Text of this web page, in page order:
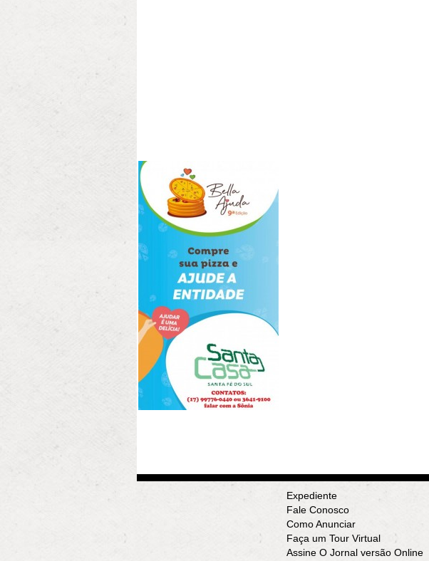
Expediente
Fale Conosco
Como Anunciar
Faça um Tour Virtual
Assine O Jornal versão Online